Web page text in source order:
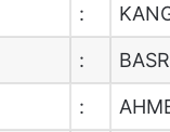
:
:
: